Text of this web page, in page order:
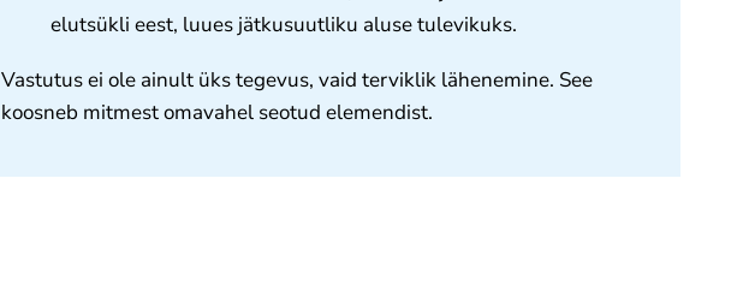
elutsükli eest, luues jätkusuutliku aluse tulevikuks.
Vastutus ei ole ainult üks tegevus, vaid terviklik lähenemine. See
koosneb mitmest omavahel seotud elemendist.